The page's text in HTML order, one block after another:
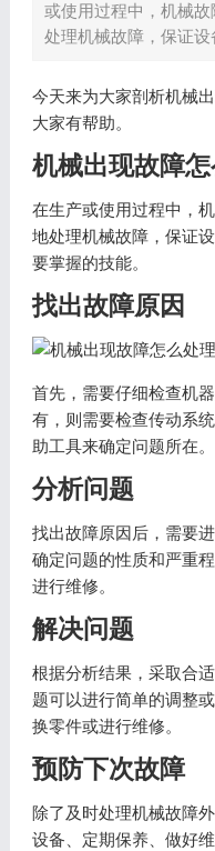
或使用过程中，机械
处理机械故障，保证设
今天来为大家剖析机械
大家有帮助。
机械出现故障
在生产或使用过程中，
地处理机械故障，保证
要掌握的技能。
找出故障原因
首先，需要仔细检查机
有，则需要检查传动系
助工具来确定问题所在。
分析问题
找出故障原因后，需要
确定问题的性质和严重
进行维修。
解决问题
根据分析结果，采取合
题可以进行简单的调整
换零件或进行维修。
预防下次故障
除了及时处理机械故障
设备、定期保养、做好